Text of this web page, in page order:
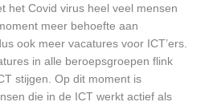
het Covid virus heel veel mensen
meer behoefte aan
ook meer vacatures voor ICT’ers.
in alle beroepsgroepen flink
stijgen. Op dit moment is
die in de ICT werkt actief als